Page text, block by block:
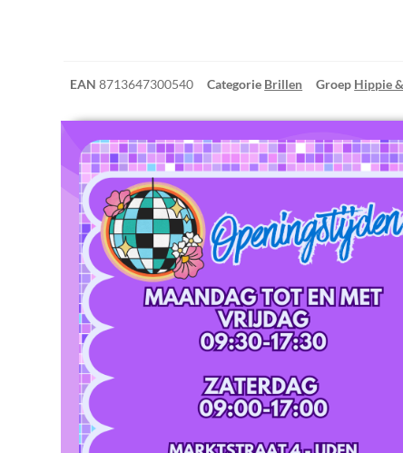
EAN8713647300540 Categorie Brillen Groep Hippie